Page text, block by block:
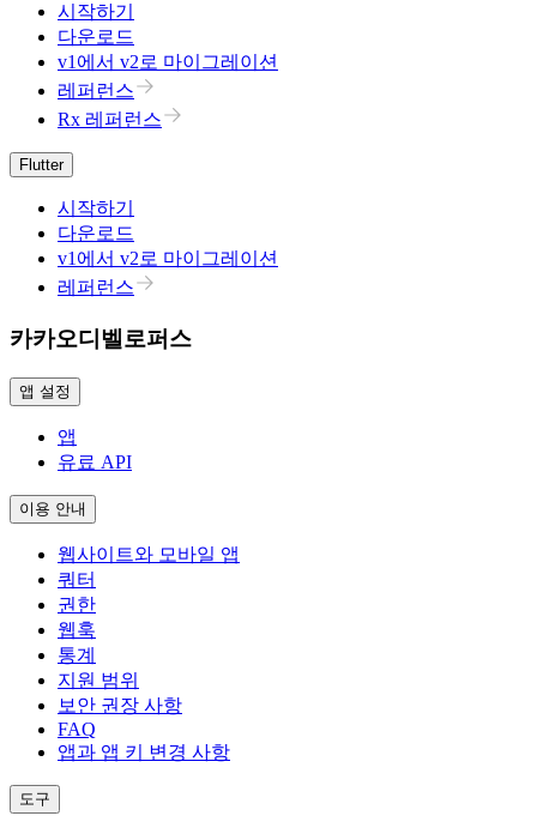
시작하기
다운로드
v1에서 v2로 마이그레이션
레퍼런스
Rx 레퍼런스
Flutter
시작하기
다운로드
v1에서 v2로 마이그레이션
레퍼런스
카카오디벨로퍼스
앱 설정
앱
유료 API
이용 안내
웹사이트와 모바일 앱
쿼터
권한
웹훅
통계
지원 범위
보안 권장 사항
FAQ
앱과 앱 키 변경 사항
도구